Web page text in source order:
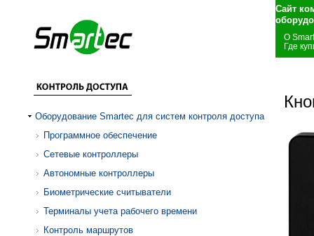
Сайт
О
Где
Оборудование Smartec для систем контроля доступа
Программное обеспечение
Сетевые контроллеры
Автономные контроллеры
Биометрические считыватели
Терминалы учета рабочего времени
Контроль маршрутов